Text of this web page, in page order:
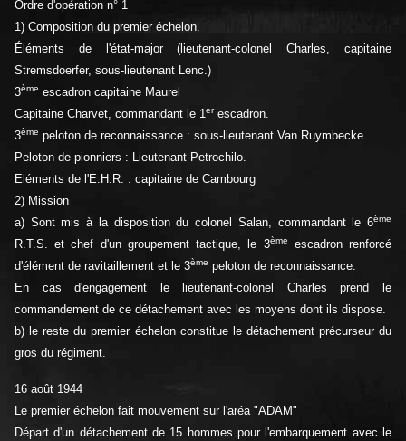
Ordre d'opération n° 1
1) Composition du premier échelon.
Éléments de l'état-major (lieutenant-colonel Charles, capitaine
Stremsdoerfer, sous-lieutenant Lenc.)
3ème escadron capitaine Maurel
Capitaine Charvet, commandant le 1erescadron.
3ème peloton de reconnaissance : sous-lieutenant Van Ruymbecke.
Peloton de pionniers : Lieutenant Petrochilo.
Eléments de l'E.H.R. : capitaine de Cambourg
2) Mission
a) Sont mis à la disposition du colonel Salan, commandant le 6ème
R.T.S. et chef d'un groupement tactique, le 3ème
escadron renforcé
d'élément de ravitaillement et le 3ème peloton de reconnaissance.
En cas d'engagement le lieutenant-colonel Charles prend le
commandement de ce détachement avec les moyens dont ils dispose.
b) le reste du premier échelon constitue le détachement précurseur du
gros du régiment.
16 août 1944
Le premier échelon fait mouvement sur l'aréa "ADAM"
Départ d'un détachement de 15 hommes pour l'embarquement avec le